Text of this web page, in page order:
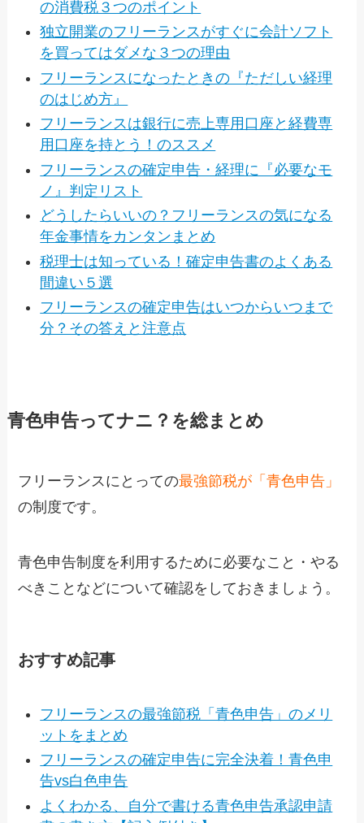
の消費税３つのポイント
独立開業のフリーランスがすぐに会計ソフト
を買ってはダメな３つの理由
フリーランスになったときの『ただしい経理
のはじめ方』
フリーランスは銀行に売上専用口座と経費専
用口座を持とう！のススメ
フリーランスの確定申告・経理に『必要なモ
ノ』判定リスト
どうしたらいいの？フリーランスの気になる
年金事情をカンタンまとめ
税理士は知っている！確定申告書のよくある
間違い５選
フリーランスの確定申告はいつからいつまで
分？その答えと注意点
青色申告ってナニ？を総まとめ
フリーランスにとっての最強節税が「青色申告」
の制度です。
青色申告制度を利用するために必要なこと・やる
べきことなどについて確認をしておきましょう。
おすすめ記事
フリーランスの最強節税「青色申告」のメリ
ットをまとめ
フリーランスの確定申告に完全決着！青色申
告vs白色申告
よくわかる、自分で書ける青色申告承認申請